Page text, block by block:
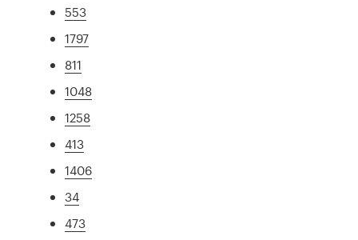
553
1797
811
1048
1258
413
1406
34
473